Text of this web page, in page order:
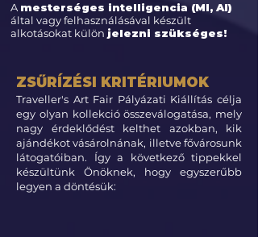
A mesterséges intelligencia (MI, AI)
által vagy felhasználásával készült
alkotásokat külön jelezni szükséges!
ZSŰRÍZÉSI KRITÉRIUMOK
Traveller's Art Fair Pályázati Kiállítás célja
egy olyan kollekció összeválogatása, mely
nagy érdeklődést kelthet azokban, kik
ajándékot vásárolnának, illetve fővárosunk
látogatóiban. Így a következő tippekkel
készültünk Önöknek, hogy egyszerűbb
legyen a döntésük: